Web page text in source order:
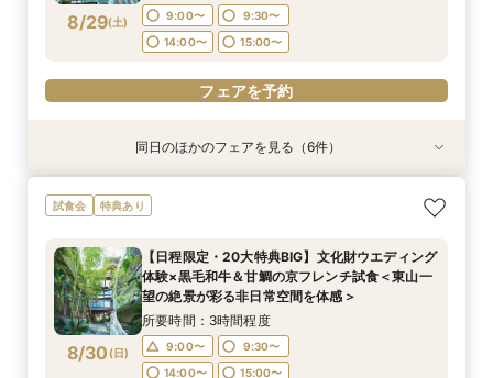
フェアを予約
フェアを予約
フェアを予約
フェアを予約
8/29(土) 9:00〜
9:30〜
14:00〜
15:00〜
フェアを予約
特典あり
8/29(土)
《日本の美しき花嫁へ》伝統と絆を大切にする本
格和婚を実現！有名神社紹介×和婚スタイル相談
所要時間：3時間程度
9:00〜
9:30〜
14:00〜
15:00〜
フェアを予約
特典あり
8/29(土)
【料理重視の方へ】3組限定◆7大特典付き京フ
レンチ試食会 ＜東山を望む絶景空間で黒毛和牛
所要時間：3時間程度
9:00〜
9:30〜
14:00〜
15:00〜
フェアを予約
特典あり
8/29(土)
【70名以上ご検討の方】京都最大級の会場見学×
口コミ高評価2万円相当試食
9:00〜
9:30〜
14:00〜
15:00〜
フェアを予約
特典あり
8/29(土)
《少人数専用会場が大好評！》家族の絆を結ぶ
アットホームな少人数ウエディングフェア【挙式
試食付き】
所要時間：3時間程度
9:00〜
9:30〜
14:00〜
15:00〜
フェアを予約
特典あり
8/29(土)
【おもてなし重視の方必見】歴史×モダンの寛ぎ
空間＆特別試食会
9:00〜
9:30〜
14:00〜
15:00〜
フェアを予約
特典あり
8/29(土)
【東京開催】関東在住の方必見《フナツル》出張
ご相談会＆お打合せ【式場選び～結婚式の準備・
や新幹線代プレゼントも！
所要時間：3時間程度
9:00〜 15:00〜
フェアを予約
同日のほかのフェアを見る（6件）
試食会 特典あり
8/30 (日)
【日程限定・20大特典BIG】文化財ウエディング
体験×黒毛和牛＆甘鯛の京フレンチ試食＜東山一
望の絶景が彩る非日常空間を体感＞
所要時間：3時間程度
9:00〜
9:30〜
14:00〜
15:00〜